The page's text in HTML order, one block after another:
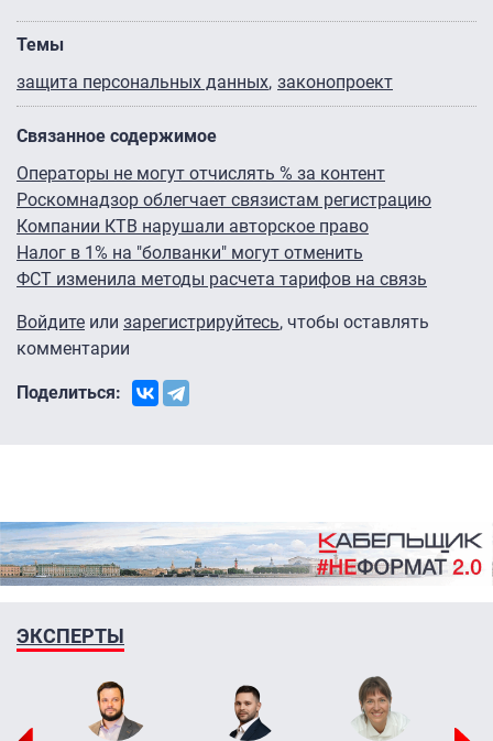
Темы
защита персональных данных законопроект
Связанное содержимое
Операторы не могут отчислять % за контент
Роскомнадзор облегчает связистам регистрацию
Компании КТВ нарушали авторское право
Налог в 1% на "болванки" могут отменить
ФСТ изменила методы расчета тарифов на связь
Войдите или зарегистрируйтесь, чтобы оставлять
комментарии
Поделиться:
ЭКСПЕРТЫ